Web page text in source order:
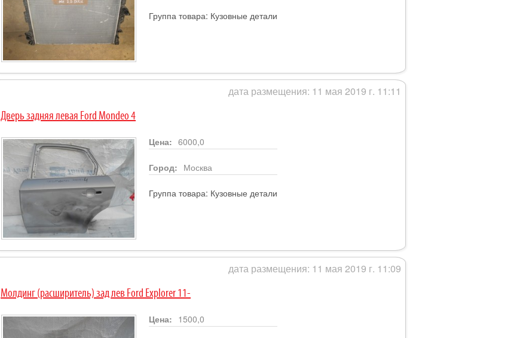
Группа товара: Кузовные детали
дата размещения: 11 мая 2019 г. 11:11
Дверь задняя левая Ford Mondeo 4
Цена: 6000,0
Город: Москва
Группа товара: Кузовные детали
дата размещения: 11 мая 2019 г. 11:09
Молдинг (расширитель) зад лев Ford Explorer 11-
Цена: 1500,0